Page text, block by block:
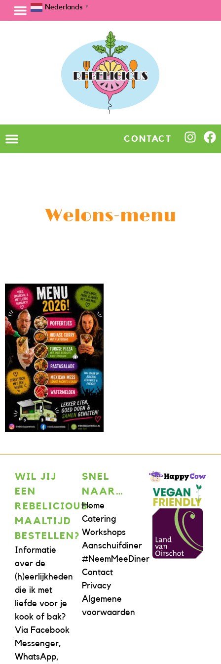
Nederlands ▼
CONTACT
Welons-menu
WIL JIJ
EEN
REBELICIOUS-
MAALTIJD
BESTELLEN?
Informatie
over de
(h)eerlijkheden
die ik met
liefde voor je
kook of bak?
Via Facebook
Messenger,
WhatsApp,
SNEL
NAAR…
Home
Catering
Workshops
Aanschuifdiner
#NeemMeeDiner
Contact
Privacy
Algemene
voorwaarden